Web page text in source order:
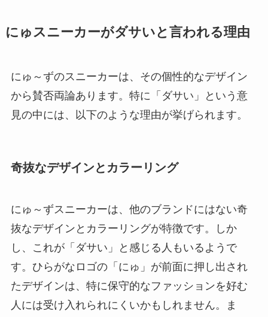
にゅスニーカーがダサいと言われる理由
にゅ～ずのスニーカーは、その個性的なデザイン
から賛否両論あります。特に「ダサい」という意
見の中には、以下のような理由が挙げられます。
奇抜なデザインとカラーリング
にゅ～ずスニーカーは、他のブランドにはない奇
抜なデザインとカラーリングが特徴です。しか
し、これが「ダサい」と感じる人もいるようで
す。ひらがなロゴの「にゅ」が前面に押し出され
たデザインは、特に保守的なファッションを好む
人には受け入れられにくいかもしれません。ま